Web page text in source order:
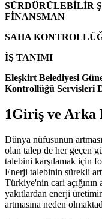
SÜRDÜRÜLEBİLİR
FİNANSMAN
SAHA
İŞ TANIMI
Eleşkirt Belediyesi
Kontrollüğü Servisleri
1Giriş ve Arka
Dünya nüfusunun
olan talep de her geçen
talebini karşılamak için
Enerji talebinin sürekli
Türkiye'nin cari açığının
yakıtlardan enerji
artmasına neden